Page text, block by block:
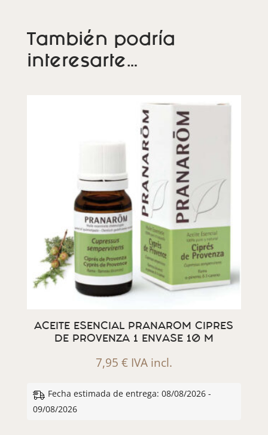
También podría
interesarte…
ACEITE ESENCIAL PRANAROM CIPRES
DE PROVENZA 1 ENVASE 10 M
7,95 € IVA incl.
Fecha estimada de entrega: 08/08/2026 -
09/08/2026